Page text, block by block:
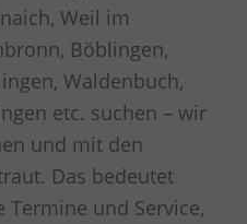
Weil im
Böblingen,
Waldenbuch,
etc. suchen – wir
und mit den
Das bedeutet
Termine und Service,